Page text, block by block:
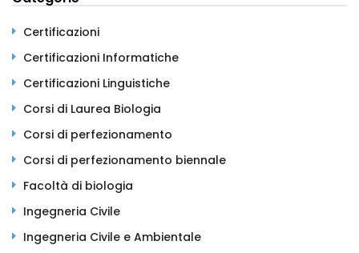
Certificazioni
Certificazioni Informatiche
Certificazioni Linguistiche
Corsi di Laurea Biologia
Corsi di perfezionamento
Corsi di perfezionamento biennale
Facoltà di biologia
Ingegneria Civile
Ingegneria Civile e Ambientale